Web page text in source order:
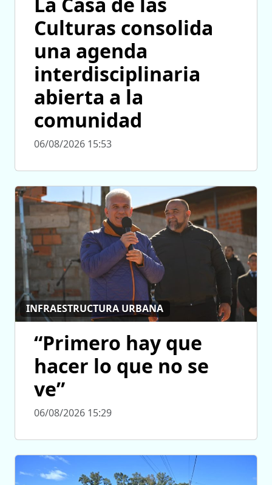
Culturas consolida
una agenda
interdisciplinaria
abierta a la
comunidad
06/08/2026 15:53
INFRAESTRUCTURA URBANA
“Primero hay que
hacer lo que no se
ve”
06/08/2026 15:29